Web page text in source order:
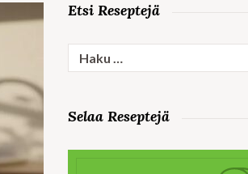
Etsi Reseptejä
Selaa Reseptejä